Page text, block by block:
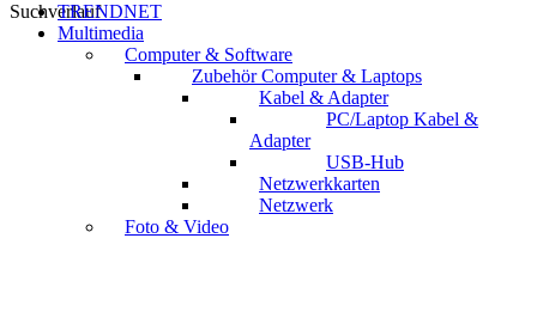
SuchverlaufTRENDNET
Multimedia
Computer & Software
Zubehör Computer & Laptops
Kabel & Adapter
PC/Laptop Kabel &
Adapter
USB-Hub
Netzwerkkarten
Netzwerk
Foto & Video